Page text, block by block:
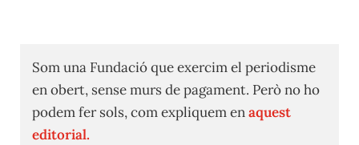
Som una Fundació que exercim el periodisme
en obert, sense murs de pagament. Però no ho
podem fer sols, com expliquem enaquest
editorial.